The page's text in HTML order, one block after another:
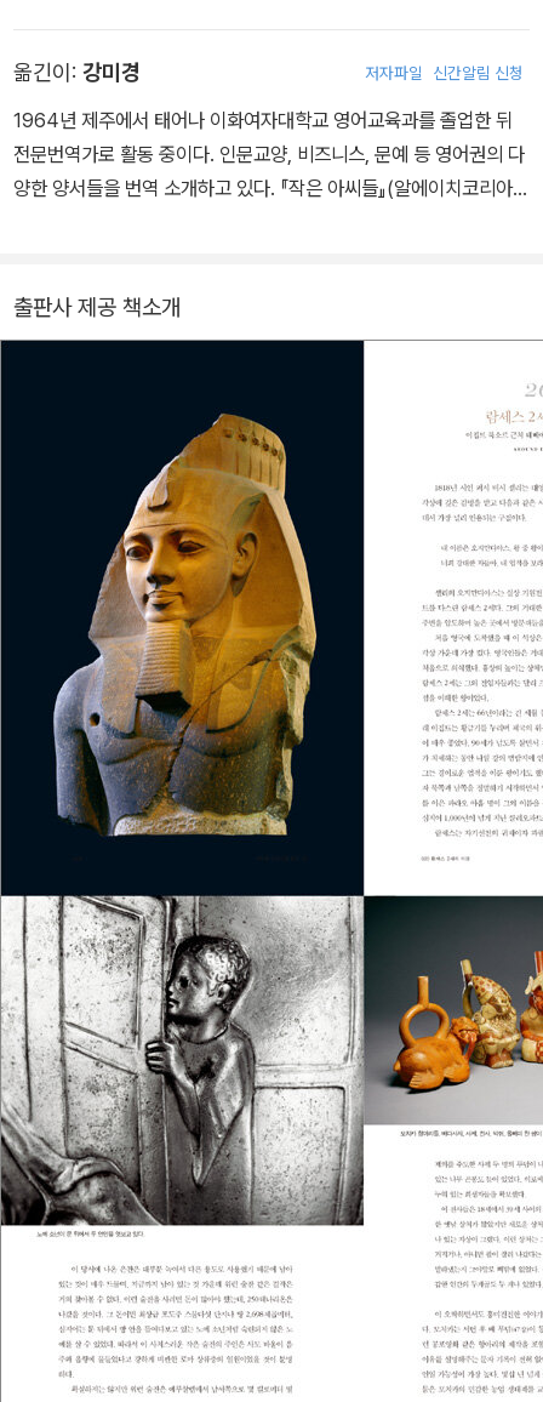
Gallery in London 관장을 맡았고, 2002년부터 2015년까지 영국
박물관the British Museum 관장으로 일했다. 2010년에는 다양한
문화 예술 분야에 공헌한 점을 인정받아 영국 여왕 엘리자베스 2세에
게 영국 최고의 문화훈장인 메리트 훈장Orderof Merit을 받았다. 영
번역 출간한 《100대 유물로 보는 세계사A History of the World i
n 100 Objects》와 《시끌벅적한 셰익스피어의 시대Shakespear
옮긴이: 강미경 저자파일 신간알림 신청
1964년 제주에서 태어나 이화여자대학교 영어교육과를 졸업한 뒤
전문번역가로 활동 중이다. 인문교양, 비즈니스, 문예 등 영어권의 다
양한 양서들을 번역 소개하고 있다. 『작은 아씨들』(알에이치코리아,
출판사 제공 책소개